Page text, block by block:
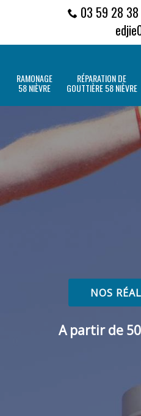
03 59 28
RAMONAGE
58 NIÈVRE
RÉPARATION DE
GOUTTIÈRE 58 NIÈVRE
NOS
A partir de